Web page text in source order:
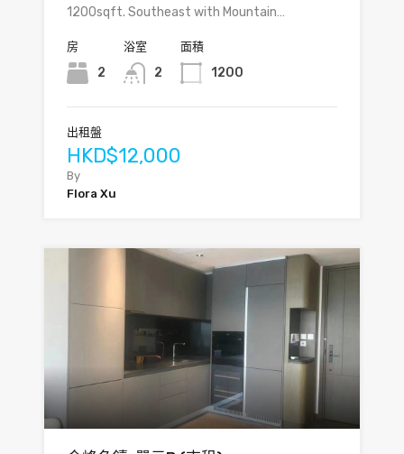
1200sqft. Southeast with Mountain…
房
2
浴室
2
面積
1200
出租盤
HKD$12,000
By
Flora Xu